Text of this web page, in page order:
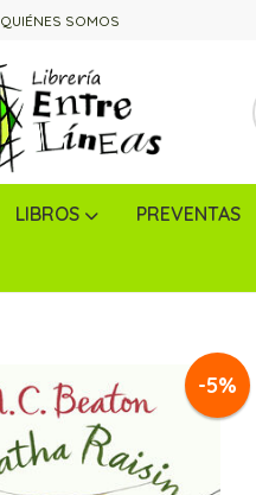
QUIÉNES SOMOS
LIBROS PREVENTAS
-5%